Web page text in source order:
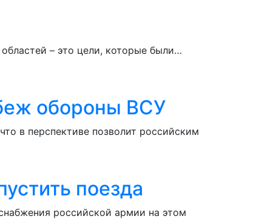
– это цели, которые были…
обороны ВСУ
в перспективе позволит российским
поезда
российской армии на этом